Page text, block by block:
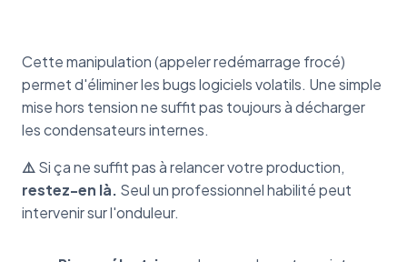
Cette manipulation (appeler redémarrage frocé)
permet d'éliminer les bugs logiciels volatils. Une simple
mise hors tension ne suffit pas toujours à décharger
les condensateurs internes.
⚠️ Si ça ne suffit pas à relancer votre production,
restez-en là. Seul un professionnel habilité peut
intervenir sur l'onduleur.